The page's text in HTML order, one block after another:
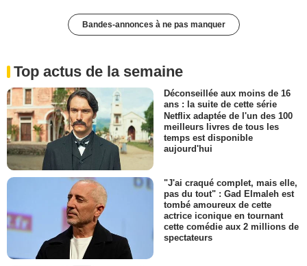
Bandes-annonces à ne pas manquer
Top actus de la semaine
Déconseillée aux moins de 16
ans : la suite de cette série
Netflix adaptée de l'un des 100
meilleurs livres de tous les
temps est disponible
aujourd'hui
"J'ai craqué complet, mais elle,
pas du tout" : Gad Elmaleh est
tombé amoureux de cette
actrice iconique en tournant
cette comédie aux 2 millions de
spectateurs